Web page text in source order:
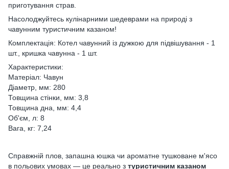
приготування страв.
Насолоджуйтесь кулінарними шедеврами на природі з
чавунним туристичним казаном!
Комплектація: Котел чавунний із дужкою для підвішування - 1
шт., кришка чавунна - 1 шт.
Характеристики:
Матеріал: Чавун
Діаметр, мм: 280
Товщина стінки, мм: 3,8
Товщина дна, мм: 4,4
Об'єм, л: 8
Вага, кг: 7,24
Справжній плов, запашна юшка чи ароматне тушковане м'ясо
в польових умовах — це реально з туристичним казаном